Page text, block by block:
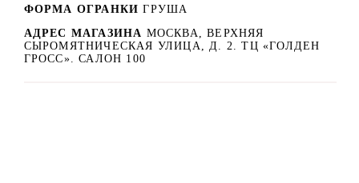
ФОРМА ОГРАНКИ ГРУША
АДРЕС МАГАЗИНА МОСКВА, ВЕРХНЯЯ
СЫРОМЯТНИЧЕСКАЯ УЛИЦА, Д. 2. ТЦ «ГОЛДЕН
ГРОСС». САЛОН 100